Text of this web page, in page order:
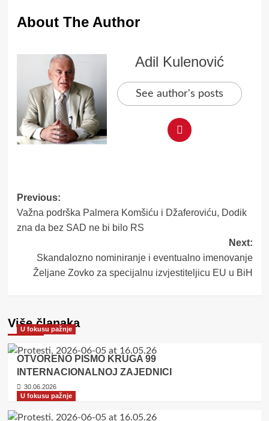
About The Author
Adil Kulenović
See author's posts
Post
navigation
Previous:
Važna podrška Palmera Komšiću i Džaferoviću, Dodik
zna da bez SAD ne bi bilo RS
Next:
Skandalozno nominiranje i eventualno imenovanje
Željane Zovko za specijalnu izvjestiteljicu EU u BiH
Više članaka
U fokusu pažnje
OTVORENO PISMO KRUGA 99
INTERNACIONALNOJ ZAJEDNICI
30.06.2026
U fokusu pažnje